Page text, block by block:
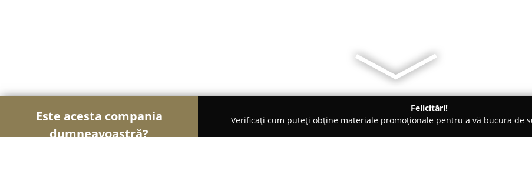
Este acesta compania
dumneavoastră?
Felicitări!
Verificați cum puteți obține materiale promoționale pentru a vă bucura de